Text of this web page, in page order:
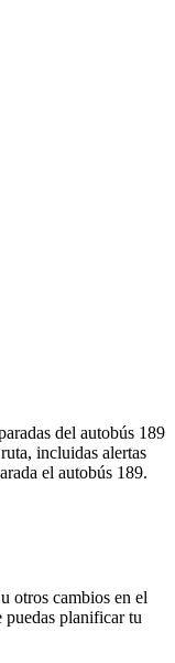
del autobús 189
incluidas alertas
el autobús 189.
otros cambios en el
planificar tu